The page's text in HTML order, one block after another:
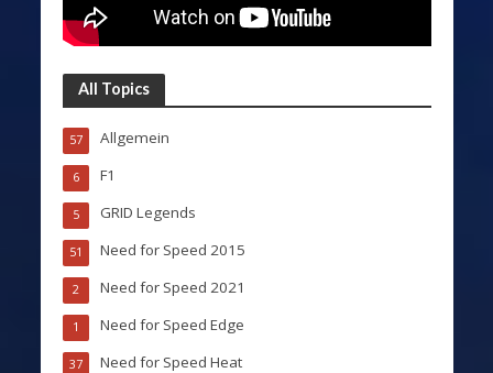
All Topics
Allgemein
57
F1
6
GRID Legends
5
Need for Speed 2015
51
Need for Speed 2021
2
Need for Speed Edge
1
Need for Speed Heat
37